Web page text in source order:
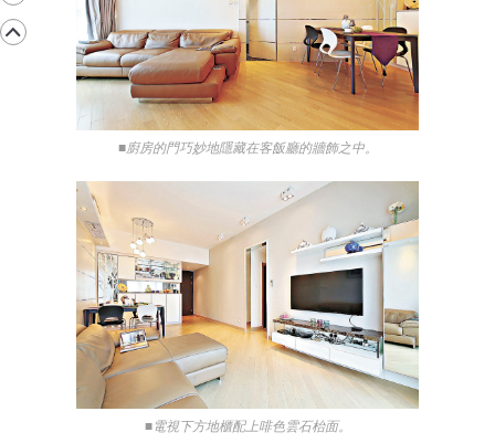
■廚房的門巧妙地隱藏在客飯廳的牆飾之中。
■電視下方地櫃配上啡色雲石枱面。